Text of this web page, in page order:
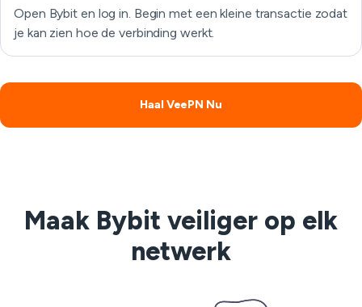
Open Bybit en log in. Begin met een kleine transactie zodat
je kan zien hoe de verbinding werkt.
Haal VeePN Nu
Maak Bybit veiliger op elk
netwerk